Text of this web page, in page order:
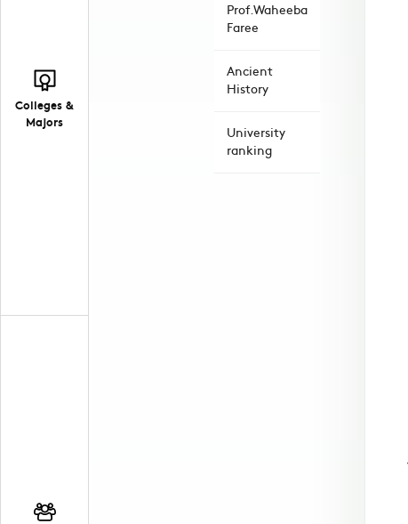
Colleges &
Majors
Prof.Waheeba
Faree
Ancient
History
University
ranking